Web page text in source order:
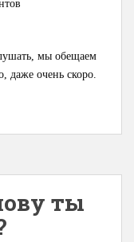
мы обещаем
даже очень скоро.
ты